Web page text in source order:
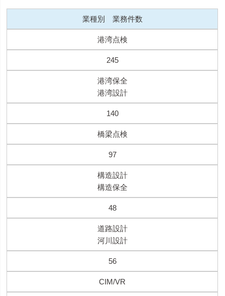
業種別 業務件数
港湾点検
245
港湾保全
港湾設計
140
橋梁点検
97
構造設計
構造保全
48
道路設計
河川設計
56
CIM/VR